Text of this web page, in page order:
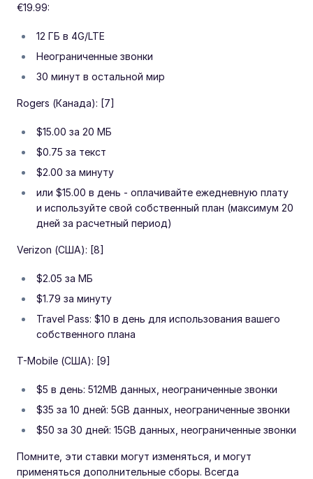
€19.99:
12 ГБ в 4G/LTE
Неограниченные звонки
30 минут в остальной мир
Rogers (Канада): [7]
$15.00 за 20 МБ
$0.75 за текст
$2.00 за минуту
или $15.00 в день - оплачивайте ежедневную плату
и используйте свой собственный план (максимум 20
дней за расчетный период)
Verizon (США): [8]
$2.05 за МБ
$1.79 за минуту
Travel Pass: $10 в день для использования вашего
собственного плана
T-Mobile (США): [9]
$5 в день: 512MB данных, неограниченные звонки
$35 за 10 дней: 5GB данных, неограниченные звонки
$50 за 30 дней: 15GB данных, неограниченные звонки
Помните, эти ставки могут изменяться, и могут
применяться дополнительные сборы. Всегда